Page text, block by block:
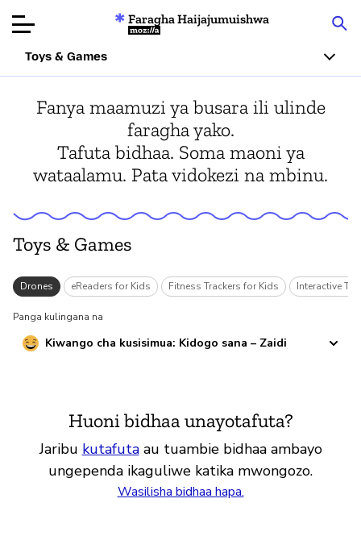
Ukaguzi wa
Bidhaa
Articles
Faragha Haijajumuishwa
Mozilla
Toys & Games
Fanya maamuzi ya busara ili ulinde
faragha yako.
Tafuta bidhaa. Soma maoni ya
wataalamu. Pata vidokezi na mbinu.
Toys & Games
Drones eReaders for Kids Fitness Trackers for Kids Interactive
Panga kulingana na
Kiwango cha kusisimua: Kidogo sana – Zaidi
Huoni bidhaa unayotafuta?
Jaribu kutafutaau tuambie bidhaa ambayo
ungependa ikaguliwe katika mwongozo.
Wasilisha bidhaa hapa.